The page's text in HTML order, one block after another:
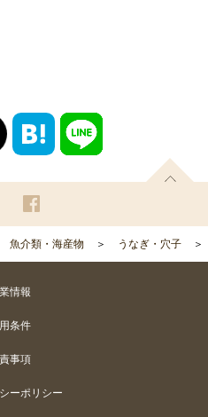
魚介類・海産物 うなぎ・穴子
情報
条件
事項
ーポリシー